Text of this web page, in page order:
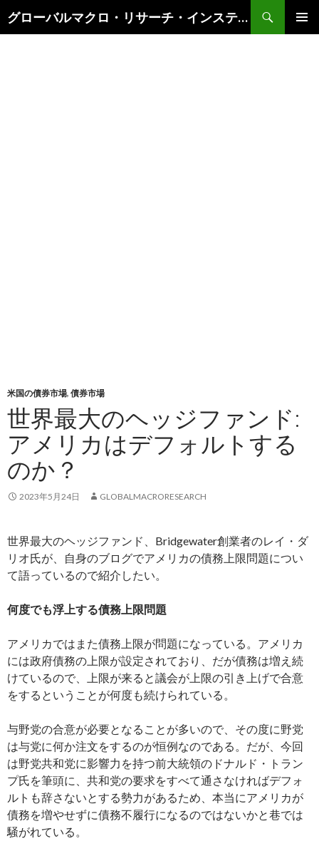
グローバルマクロ・リサーチ・インスティテュート
索
米国の債券市場, 債券市場
世界最大のヘッジファンド:
アメリカはデフォルトする
のか？
2023年5月24日 GLOBALMACRORESEARCH
世界最大のヘッジファンド、Bridgewater創業者のレイ・ダ
リオ氏が、自身のブログでアメリカの債務上限問題につい
て語っているので紹介したい。
何度でも浮上する債務上限問題
アメリカではまた債務上限が問題になっている。アメリカ
には政府債務の上限が設定されており、だが債務は増え続
けているので、上限が来ると議会が上限の引き上げで合意
をするということが何度も続けられている。
与野党の合意が必要となることが多いので、その度に野党
は与党に何か注文をするのが恒例なのである。だが、今回
は野党共和党に影響力を持つ前大統領のドナルド・トラン
プ氏を筆頭に、共和党の要求をすべて通さなければデフォ
ルトも辞さないとする勢力があるため、本当にアメリカが
債務を増やせずに債務不履行になるのではないかと巷では
騒がれている。